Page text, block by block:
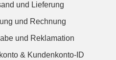
und Lieferung
und Rechnung
und Reklamation
& Kundenkonto-ID